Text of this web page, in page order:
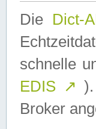
Die Dict-
schnelle
EDIS ↗
Broker